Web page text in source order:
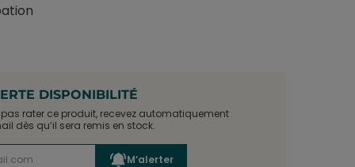
DISPONIBILITÉ
pas rater ce produit, recevez automatiquement
dès qu’il sera remis en stock.
M’alerter